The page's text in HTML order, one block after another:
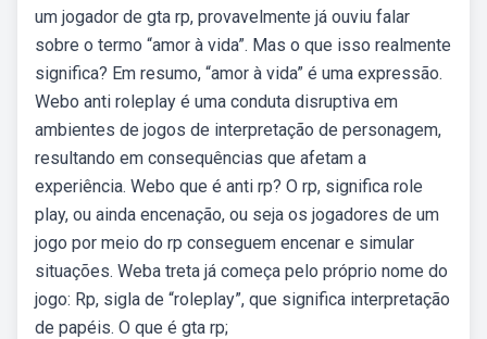
um jogador de gta rp, provavelmente já ouviu falar
sobre o termo “amor à vida”. Mas o que isso realmente
significa? Em resumo, “amor à vida” é uma expressão.
Webo anti roleplay é uma conduta disruptiva em
ambientes de jogos de interpretação de personagem,
resultando em consequências que afetam a
experiência. Webo que é anti rp? O rp, significa role
play, ou ainda encenação, ou seja os jogadores de um
jogo por meio do rp conseguem encenar e simular
situações. Weba treta já começa pelo próprio nome do
jogo: Rp, sigla de “roleplay”, que significa interpretação
de papéis. O que é gta rp;